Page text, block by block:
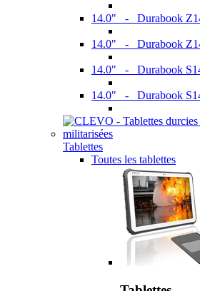
14.0" - Durabook
14.0" - Durabook
14.0" - Durabook
14.0" - Durabook
Tablettes
Toutes les tablettes